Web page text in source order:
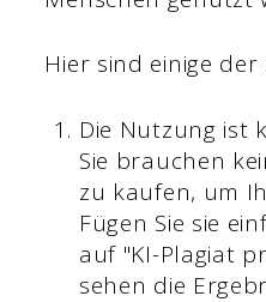
Hier sind einige der
Die Nutzung ist
Sie brauchen
zu kaufen, um
Fügen Sie sie
auf "KI-Plagiat
sehen die